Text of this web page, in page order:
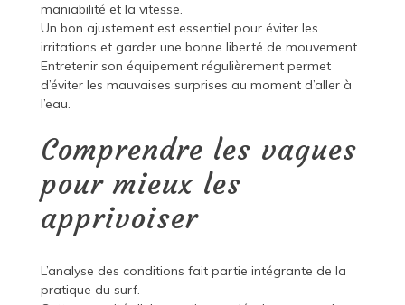
maniabilité et la vitesse.
Un bon ajustement est essentiel pour éviter les
irritations et garder une bonne liberté de mouvement.
Entretenir son équipement régulièrement permet
d’éviter les mauvaises surprises au moment d’aller à
l’eau.
Comprendre les vagues
pour mieux les
apprivoiser
L’analyse des conditions fait partie intégrante de la
pratique du surf.